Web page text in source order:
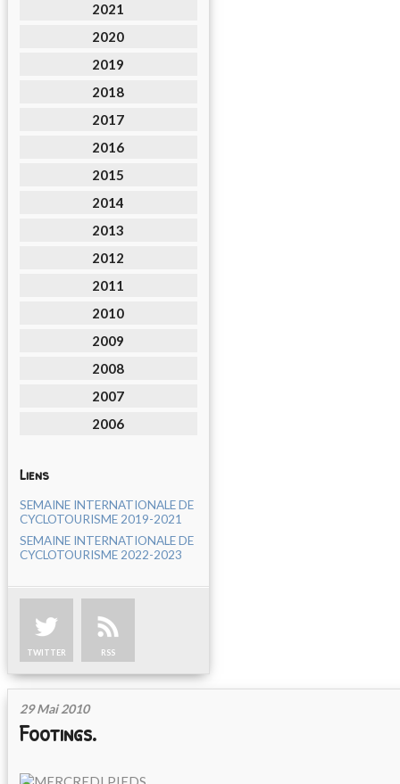
2021
2020
2019
2018
2017
2016
2015
2014
2013
2012
2011
2010
2009
2008
2007
2006
Liens
SEMAINE INTERNATIONALE DE
CYCLOTOURISME 2019-2021
SEMAINE INTERNATIONALE DE
CYCLOTOURISME 2022-2023
TWITTER RSS
29 Mai 2010
Footings.